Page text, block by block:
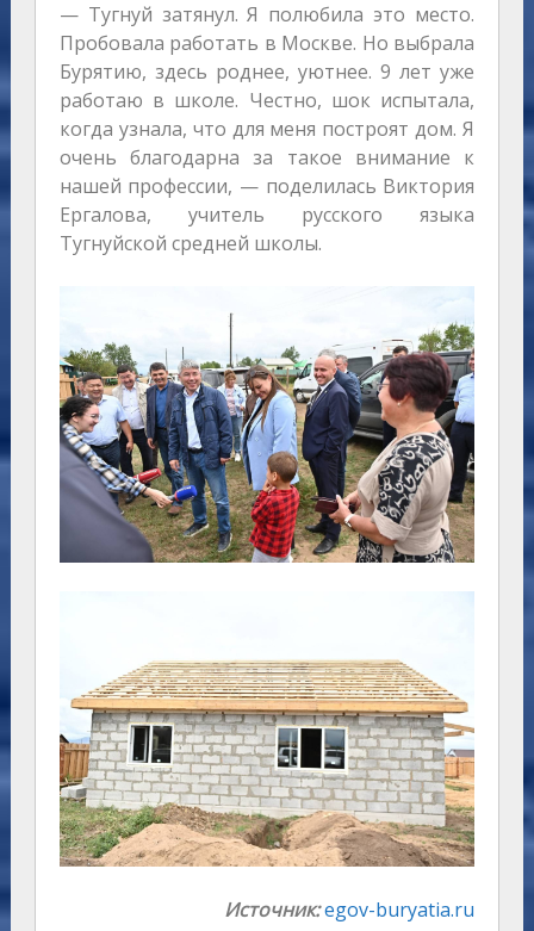
— Тугнуй затянул. Я полюбила это место.
Пробовала работать в Москве. Но выбрала
Бурятию, здесь роднее, уютнее. 9 лет уже
работаю в школе. Честно, шок испытала,
когда узнала, что для меня построят дом. Я
очень благодарна за такое внимание к
нашей профессии, — поделилась Виктория
Ергалова, учитель русского языка
Тугнуйской средней школы.
Источник:egov-buryatia.ru